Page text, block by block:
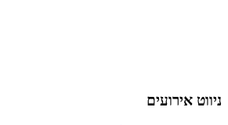
ניווט אירועים